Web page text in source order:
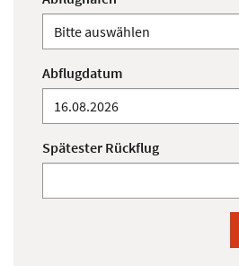
Abflugdatum
Spätester Rückflug